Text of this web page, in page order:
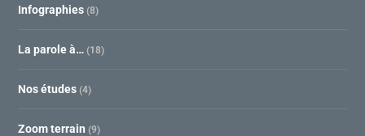
Infographies (8)
La parole à… (18)
Nos études (4)
Zoom terrain (9)